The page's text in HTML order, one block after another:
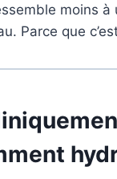
moins à
Parce que